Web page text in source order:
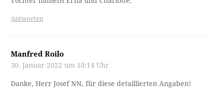
Antworten
Manfred Roilo
30. Januar 2022 um 10:14 Uhr
Danke, Herr Josef NN, für diese detaillierten Angaben!